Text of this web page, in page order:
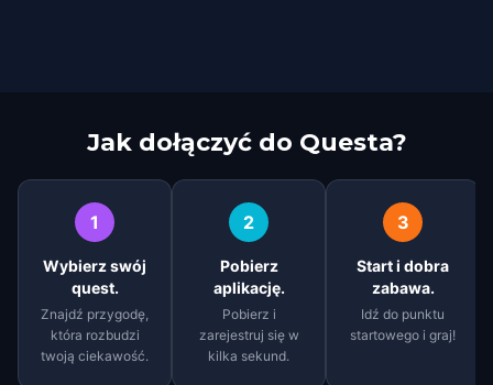
Jak dołączyć do Questa?
1
Wybierz swój
quest.
Znajdź przygodę,
która rozbudzi
twoją ciekawość.
2
Pobierz
aplikację.
Pobierz i
zarejestruj się w
kilka sekund.
3
Start i dobra
zabawa.
Idź do punktu
startowego i graj!